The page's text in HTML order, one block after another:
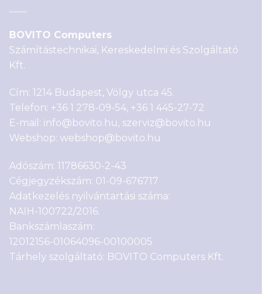
BOVITO Computers
Számítástechnikai, Kereskedelmi és Szolgáltató
Kft.
Cím: 1214 Budapest, Völgy utca 45.
Telefon: +36 1 278-09-54, +36 1 445-27-72
E-mail: info@bovito.hu, szerviz@bovito.hu
Webshop: webshop@bovito.hu
Adószám: 11786630-2-43
Cégjegyzékszám: 01-09-676717
Adatkezelés nyilvántartási száma:
NAIH-100722/2016.
Bankszámlaszám:
12012156-01064096-00100005
Tárhely szolgáltató: BOVITO Computers Kft.